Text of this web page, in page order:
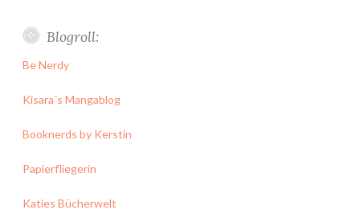
Blogroll:
Be Nerdy
Kisara´s Mangablog
Booknerds by Kerstin
Papierfliegerin
Katies Bücherwelt